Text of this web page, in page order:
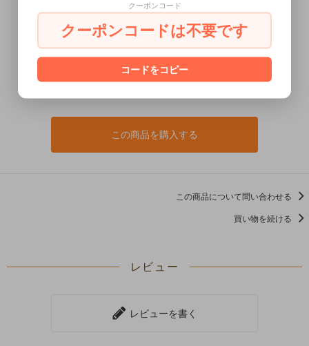
この商品を購入する
この商品について問い合わせる
買い物を続ける
レビュー
レビューを書く
クーポンコード
クーポンコードは不要です
コードをコピー